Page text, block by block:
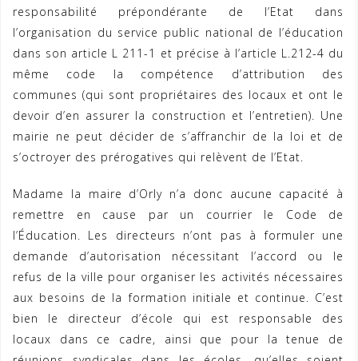
responsabilité prépondérante de l’Etat dans
l’organisation du service public national de l’éducation
dans son article L 211-1 et précise à l’article L.212-4 du
même code la compétence d’attribution des
communes (qui sont propriétaires des locaux et ont le
devoir d’en assurer la construction et l’entretien). Une
mairie ne peut décider de s’affranchir de la loi et de
s’octroyer des prérogatives qui relèvent de l’Etat.
Madame la maire d’Orly n’a donc aucune capacité à
remettre en cause par un courrier le Code de
l’Éducation. Les directeurs n’ont pas à formuler une
demande d’autorisation nécessitant l’accord ou le
refus de la ville pour organiser les activités nécessaires
aux besoins de la formation initiale et continue. C’est
bien le directeur d’école qui est responsable des
locaux dans ce cadre, ainsi que pour la tenue de